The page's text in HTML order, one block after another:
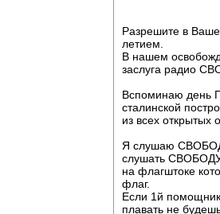
Разрешите в
летием.
В нашем
заслуга радио
Вспоминаю день
сталинской
из всех открытых
Я слушаю
слушать СВОБОДУ
на флагштоке
флаг.
Если 1й помощник
плавать не